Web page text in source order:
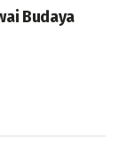
Budaya